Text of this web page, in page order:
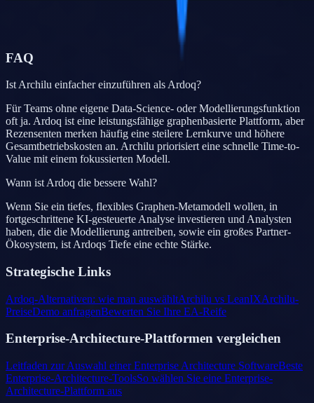
FAQ
Ist Archilu einfacher einzuführen als Ardoq?
Für Teams ohne eigene Data-Science- oder Modellierungsfunktion
oft ja. Ardoq ist eine leistungsfähige graphenbasierte Plattform, aber
Rezensenten merken häufig eine steilere Lernkurve und höhere
Gesamtbetriebskosten an. Archilu priorisiert eine schnelle Time-to-
Value mit einem fokussierten Modell.
Wann ist Ardoq die bessere Wahl?
Wenn Sie ein tiefes, flexibles Graphen-Metamodell wollen, in
fortgeschrittene KI-gesteuerte Analyse investieren und Analysten
haben, die die Modellierung antreiben, sowie ein großes Partner-
Ökosystem, ist Ardoqs Tiefe eine echte Stärke.
Strategische Links
Ardoq-Alternativen: wie man auswähltArchilu vs LeanIXArchilu-
PreiseDemo anfragenBewerten Sie Ihre EA-Reife
Enterprise-Architecture-Plattformen vergleichen
Leitfaden zur Auswahl einer Enterprise Architecture SoftwareBeste
Enterprise-Architecture-ToolsSo wählen Sie eine Enterprise-
Architecture-Plattform aus